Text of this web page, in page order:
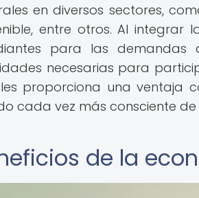
en diversos sectores,
entre otros. Al
para las
necesarias para
les proporciona una ventaja
cada vez más consciente
de la